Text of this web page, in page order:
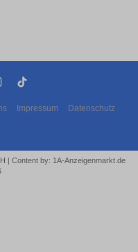
Impressum Datenschutz
| Content by: 1A-Anzeigenmarkt.de